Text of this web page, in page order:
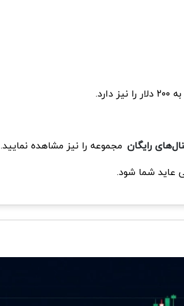
رایگان مجموعه را نیز مشاهده نمایید.
عاید شما شود.